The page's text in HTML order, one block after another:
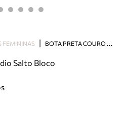
devoluções e mais.
FEMININAS B
OTA PRETA COURO CANO MÉDIO SALTO BLOCO
Salto Bloco